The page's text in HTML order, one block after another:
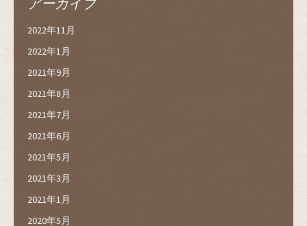
2022年11月
2022年1月
2021年9月
2021年8月
2021年7月
2021年6月
2021年5月
2021年3月
2021年1月
2020年5月